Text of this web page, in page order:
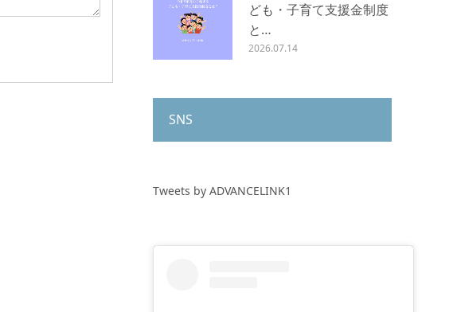
ども・子育て支援金制度
と…
2026.07.14
SNS
Tweets by ADVANCELINK1